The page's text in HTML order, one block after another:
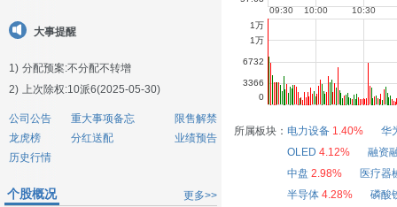
大事提醒
1) 分配预案:不分配不转增
2) 上次除权:10派6(2025-05-30)
公司公告 重大事项备忘
限售解禁
龙虎榜
分红送配
业绩预告
历史行情
更多>>
个股概况
所属板块： 电力设备 1.40%
华
OLED 4.12%
融资
中盘 2.98%
医疗器
半导体 4.28%
磷酸